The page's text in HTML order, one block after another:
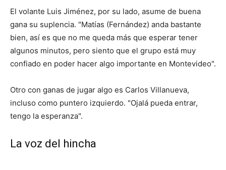
El volante Luis Jiménez, por su lado, asume de buena
gana su suplencia. "Matías (Fernández) anda bastante
bien, así es que no me queda más que esperar tener
algunos minutos, pero siento que el grupo está muy
confiado en poder hacer algo importante en Montevideo".
Otro con ganas de jugar algo es Carlos Villanueva,
incluso como puntero izquierdo. "Ojalá pueda entrar,
tengo la esperanza".
La voz del hincha